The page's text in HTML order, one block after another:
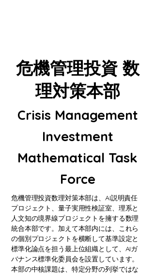
危機管理投資 数
理対策本部
Crisis Management
Investment
Mathematical Task
Force
危機管理投資数理対策本部は、AI説明責任
プロジェクト、量子実用性検証室、理系と
人文知の境界線プロジェクトを擁する数理
統合本部です。加えて本部内には、これら
の個別プロジェクトを横断して基準設定と
標準化論点を担う最上位組織として、AIガ
バナンス標準化委員会を設置しています。
本部の中核課題は、特定分野の列挙ではな